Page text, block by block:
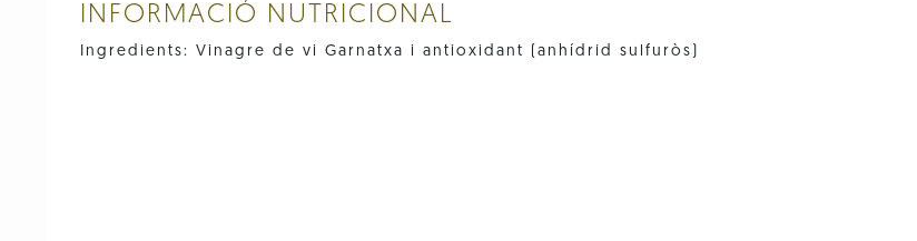
INFORMACIÓ NUTRICIONAL
Ingredients: Vinagre de vi Garnatxa i antioxidant (anhídrid sulfuròs)